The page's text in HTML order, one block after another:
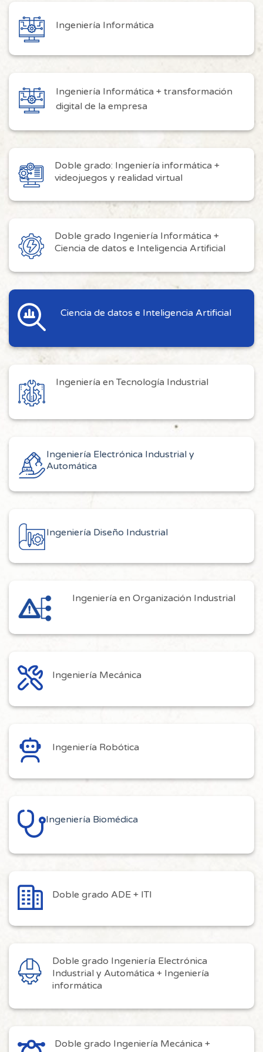
Ingeniería Informática
Ingeniería Informática + transformación
digital de la empresa
Doble grado: Ingeniería informática +
videojuegos y realidad virtual
Doble grado Ingeniería Informática +
Ciencia de datos e Inteligencia Artificial
Ciencia de datos e Inteligencia Artificial
Ingeniería en Tecnología Industrial
Ingeniería Electrónica Industrial y
Automática
Ingeniería Diseño Industrial
Ingeniería en Organización Industrial
Ingeniería Mecánica
Ingeniería Robótica
Ingeniería Biomédica
Doble grado ADE + ITI
Doble grado Ingeniería Electrónica
Industrial y Automática + Ingeniería
informática
Doble grado Ingeniería Mecánica +